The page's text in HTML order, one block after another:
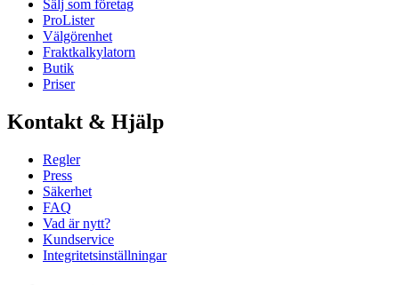
Sälj som företag
ProLister
Välgörenhet
Fraktkalkylatorn
Butik
Priser
Kontakt & Hjälp
Regler
Press
Säkerhet
FAQ
Vad är nytt?
Kundservice
Integritetsinställningar